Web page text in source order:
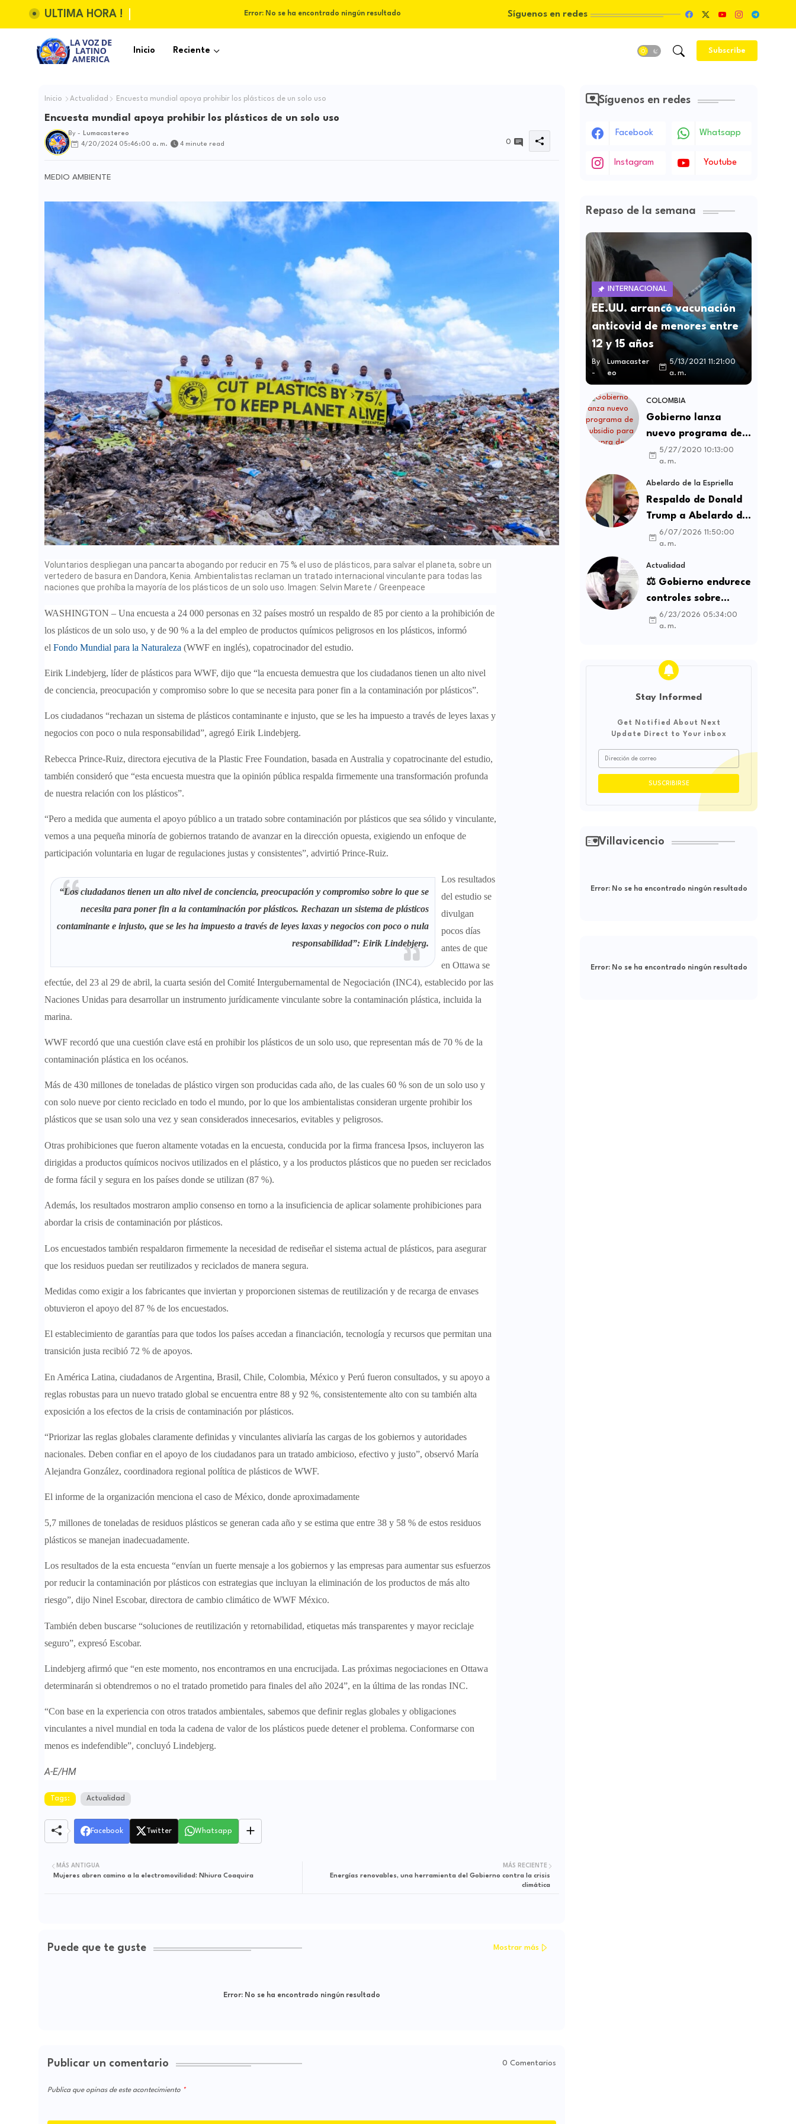
ULTIMA HORA ! Error: No se ha encontrado ningún resultado Síguenos en redes
Inicio Reciente Subscribe
Inicio Actualidad Encuesta mundial apoya prohibir los plásticos de un solo uso
Encuesta mundial apoya prohibir los plásticos de un solo uso
By -
Lumacastereo
4/20/2024 05:46:00 a. m.
4 minute read 0
MEDIO AMBIENTE
Voluntarios despliegan una pancarta abogando por reducir en 75 % el uso de plásticos, para salvar el planeta, sobre un
vertedero de basura en Dandora, Kenia. Ambientalistas reclaman un tratado internacional vinculante para todas las
naciones que prohíba la mayoría de los plásticos de un solo uso. Imagen: Selvin Marete / Greenpeace
WASHINGTON – Una encuesta a 24 000 personas en 32 países mostró un respaldo de 85 por ciento a la prohibición de
los plásticos de un solo uso, y de 90 % a la del empleo de productos químicos peligrosos en los plásticos, informó
el Fondo Mundial para la Naturaleza (WWF en inglés), copatrocinador del estudio.
Eirik Lindebjerg, líder de plásticos para WWF, dijo que “la encuesta demuestra que los ciudadanos tienen un alto nivel
de conciencia, preocupación y compromiso sobre lo que se necesita para poner fin a la contaminación por plásticos”.
Los ciudadanos “rechazan un sistema de plásticos contaminante e injusto, que se les ha impuesto a través de leyes laxas y
negocios con poco o nula responsabilidad”, agregó Eirik Lindebjerg.
Rebecca Prince-Ruiz, directora ejecutiva de la Plastic Free Foundation, basada en Australia y copatrocinante del estudio,
también consideró que “esta encuesta muestra que la opinión pública respalda firmemente una transformación profunda
de nuestra relación con los plásticos”.
“Pero a medida que aumenta el apoyo público a un tratado sobre contaminación por plásticos que sea sólido y vinculante,
vemos a una pequeña minoría de gobiernos tratando de avanzar en la dirección opuesta, exigiendo un enfoque de
participación voluntaria en lugar de regulaciones justas y consistentes”, advirtió Prince-Ruiz.
“Los ciudadanos tienen un alto nivel de conciencia, preocupación y compromiso sobre lo que se
necesita para poner fin a la contaminación por plásticos. Rechazan un sistema de plásticos
contaminante e injusto, que se les ha impuesto a través de leyes laxas y negocios con poco o nula
responsabilidad”: Eirik Lindebjerg.
Los resultados
del estudio se
divulgan
pocos días
antes de que
en Ottawa se
efectúe, del 23 al 29 de abril, la cuarta sesión del Comité Intergubernamental de Negociación (INC4), establecido por las
Naciones Unidas para desarrollar un instrumento jurídicamente vinculante sobre la contaminación plástica, incluida la
marina.
WWF recordó que una cuestión clave está en prohibir los plásticos de un solo uso, que representan más de 70 % de la
contaminación plástica en los océanos.
Más de 430 millones de toneladas de plástico virgen son producidas cada año, de las cuales 60 % son de un solo uso y
con solo nueve por ciento reciclado en todo el mundo, por lo que los ambientalistas consideran urgente prohibir los
plásticos que se usan solo una vez y sean considerados innecesarios, evitables y peligrosos.
Otras prohibiciones que fueron altamente votadas en la encuesta, conducida por la firma francesa Ipsos, incluyeron las
dirigidas a productos químicos nocivos utilizados en el plástico, y a los productos plásticos que no pueden ser reciclados
de forma fácil y segura en los países donde se utilizan (87 %).
Además, los resultados mostraron amplio consenso en torno a la insuficiencia de aplicar solamente prohibiciones para
abordar la crisis de contaminación por plásticos.
Los encuestados también respaldaron firmemente la necesidad de rediseñar el sistema actual de plásticos, para asegurar
que los residuos puedan ser reutilizados y reciclados de manera segura.
Medidas como exigir a los fabricantes que inviertan y proporcionen sistemas de reutilización y de recarga de envases
obtuvieron el apoyo del 87 % de los encuestados.
El establecimiento de garantías para que todos los países accedan a financiación, tecnología y recursos que permitan una
transición justa recibió 72 % de apoyos.
En América Latina, ciudadanos de Argentina, Brasil, Chile, Colombia, México y Perú fueron consultados, y su apoyo a
reglas robustas para un nuevo tratado global se encuentra entre 88 y 92 %, consistentemente alto con su también alta
exposición a los efectos de la crisis de contaminación por plásticos.
“Priorizar las reglas globales claramente definidas y vinculantes aliviaría las cargas de los gobiernos y autoridades
nacionales. Deben confiar en el apoyo de los ciudadanos para un tratado ambicioso, efectivo y justo”, observó María
Alejandra González, coordinadora regional política de plásticos de WWF.
El informe de la organización menciona el caso de México, donde aproximadamente
5,7 millones de toneladas de residuos plásticos se generan cada año y se estima que entre 38 y 58 % de estos residuos
plásticos se manejan inadecuadamente.
Los resultados de la esta encuesta “envían un fuerte mensaje a los gobiernos y las empresas para aumentar sus esfuerzos
por reducir la contaminación por plásticos con estrategias que incluyan la eliminación de los productos de más alto
riesgo”, dijo Ninel Escobar, directora de cambio climático de WWF México.
También deben buscarse “soluciones de reutilización y retornabilidad, etiquetas más transparentes y mayor reciclaje
seguro”, expresó Escobar.
Lindebjerg afirmó que “en este momento, nos encontramos en una encrucijada. Las próximas negociaciones en Ottawa
determinarán si obtendremos o no el tratado prometido para finales del año 2024”, en la última de las rondas INC.
“Con base en la experiencia con otros tratados ambientales, sabemos que definir reglas globales y obligaciones
vinculantes a nivel mundial en toda la cadena de valor de los plásticos puede detener el problema. Conformarse con
menos es indefendible”, concluyó Lindebjerg.
A-E/HM
Tags: Actualidad
Facebook Twitter Whatsapp
MÁS RECIENTE
Energías renovables, una herramienta del Gobierno contra la crisis
climática
MÁS ANTIGUA
Mujeres abren camino a la electromovilidad: Nhiura Coaquira
Puede que te guste Mostrar más
Error: No se ha encontrado ningún resultado
Publicar un comentario 0 Comentarios
Publica que opinas de este acontecimiento
Síguenos en redes
Facebook Whatsapp
Instagram Youtube
Repaso de la semana
INTERNACIONAL
EE.UU. arrancó vacunación
anticovid de menores entre
12 y 15 años
By
-
Lumacaster
eo
5/13/2021 11:21:00
a. m.
COLOMBIA
Gobierno lanza
nuevo programa de
subsidio para compra
de vivienda VIS y no
VIS
5/27/2020 10:13:00
a. m.
Abelardo de la Espriella
Respaldo de Donald
Trump a Abelardo de
la Espriella genera
debate sobre
soberanía e
influencia
internacional
6/07/2026 11:50:00
a. m.
Actualidad
⚖️ Gobierno endurece
controles sobre
contratos sindicales
y busca frenar la
laboral ilegal
6/23/2026 05:34:00
a. m.
Stay Informed
Get Notified About Next
Update Direct to Your inbox
Villavicencio
Error:No se ha encontrado ningún resultado
Error:No se ha encontrado ningún resultado